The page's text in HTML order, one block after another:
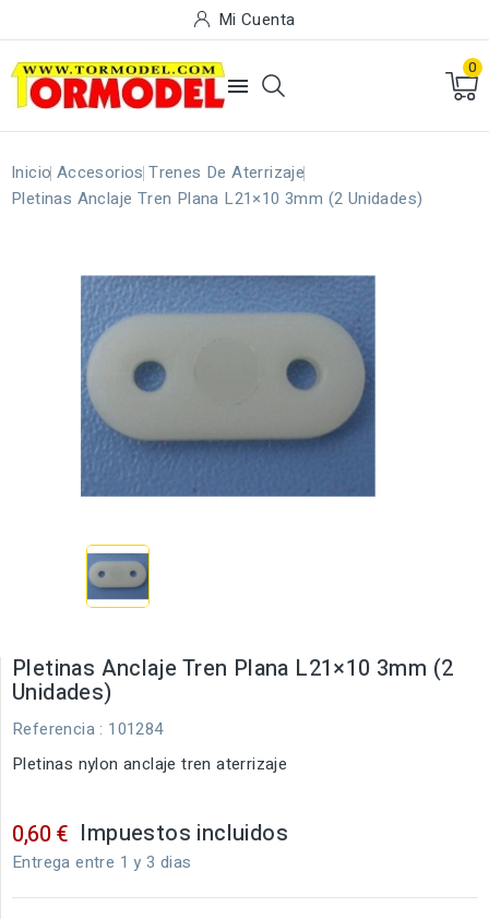
Mi Cuenta

0
Inicio Accesorios Trenes De Aterrizaje
Pletinas Anclaje Tren Plana L21×10 3mm (2 Unidades)
Pletinas Anclaje Tren Plana L21×10 3mm (2
Unidades)
Referencia : 101284
Pletinas nylon anclaje tren aterrizaje
0,60 € Impuestos incluidos
Entrega entre 1 y 3 dias